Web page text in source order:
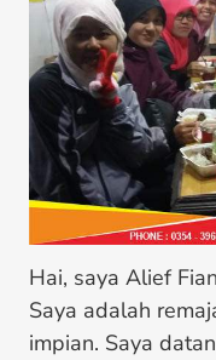
Hai, saya Alief
Saya adalah
impian. Saya